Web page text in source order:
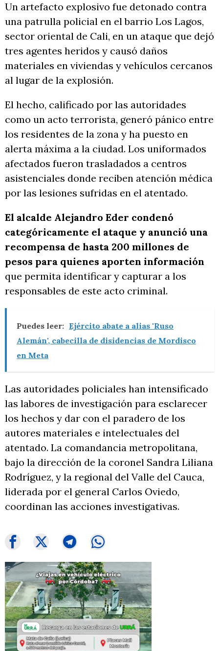
Un artefacto explosivo fue detonado contra
una patrulla policial en el barrio Los Lagos,
sector oriental de Cali, en un ataque que dejó
tres agentes heridos y causó daños
materiales en viviendas y vehículos cercanos
al lugar de la explosión.
El hecho, calificado por las autoridades
como un acto terrorista, generó pánico entre
los residentes de la zona y ha puesto en
alerta máxima a la ciudad. Los uniformados
afectados fueron trasladados a centros
asistenciales donde reciben atención médica
por las lesiones sufridas en el atentado.
El alcalde Alejandro Eder condenó
categóricamente el ataque y anunció una
recompensa de hasta 200 millones de
pesos para quienes aporten información
que permita identificar y capturar a los
responsables de este acto criminal.
Puedes leer: Ejército abate a alias 'Ruso
Alemán', cabecilla de disidencias de Mordisco
en Meta
Las autoridades policiales han intensificado
las labores de investigación para esclarecer
los hechos y dar con el paradero de los
autores materiales e intelectuales del
atentado. La comandancia metropolitana,
bajo la dirección de la coronel Sandra Liliana
Rodríguez, y la regional del Valle del Cauca,
liderada por el general Carlos Oviedo,
coordinan las acciones investigativas.